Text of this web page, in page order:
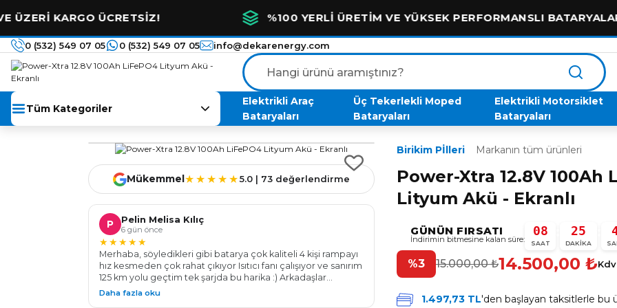
ÜCRETSİZ! %100 YERLİ ÜRETİM VE YÜKSEK PERFORMANSLI BATARYALAR
0 (532) 549 07 05 0 (532) 549 07 05 info@dekarenergy.com
Tüm Kategoriler
Elektrikli Araç
Bataryaları
Üç Tekerlekli Moped
Bataryaları
Elektrikli Motorsiklet
Bataryaları
Mükemmel★★★★★5.0 | 73 değerlendirme
P Pelin Melisa Kılıç
6 gün önce
★★★★★
Merhaba, söyledikleri gibi batarya çok kaliteli 4 kişi rampayı
hız kesmeden çok rahat çıkıyor Isıtıcı fanı çalışıyor ve sanırım
125 km yolu geçtim tek şarjda bu harika :) Arkadaşlar
gözünüz kapalı bu firmaya güvenerek aracınızı
Daha fazla oku
bir ay önce
★★★★★
Ustam sizden aldığımız akü için çok teşekkür ederim
mükemmel bir performans oldu ellerine sağlık sizin
severek yapan kişiler varken bu memleketin sırtı yere
tavsiye ederim...
Daha fazla oku
Birikim Pİlleri Markanın tüm ürünleri
Power-Xtra 12.8V 100Ah
Lityum Akü - Ekranlı
GÜNÜN FIRSATI
İndirimin bitmesine kalan süre:
08
SAAT
25
DAKIKA
%3 15.000,00₺14.500,00 ₺
1.497,73 TL'den başlayan taksitlerle bu